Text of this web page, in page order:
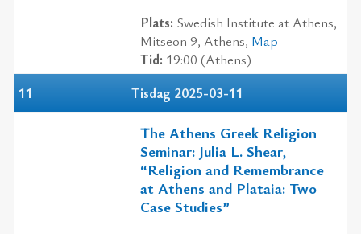
Plats: Swedish Institute at Athens,
Mitseon 9, Athens, Map
Tid: 19:00 (Athens)
11
Tisdag 2025-03-11
The Athens Greek Religion
Seminar: Julia L. Shear,
“Religion and Remembrance
at Athens and Plataia: Two
Case Studies”